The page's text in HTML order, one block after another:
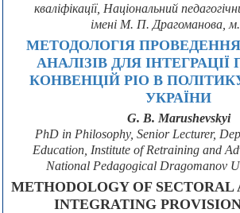
кваліфікації, Національний
імені М. П. Драгоманова,
МЕТОДОЛОГІЯ
АНАЛІЗІВ ДЛЯ
КОНВЕНЦІЙ РІО В
УКРАЇНИ
G. B. Marushevskyi
PhD in Philosophy, Senior Lecturer,
Education, Institute of Retraining and
National Pedagogical Dragomanov
METHODOLOGY OF SECTORAL
INTEGRATING